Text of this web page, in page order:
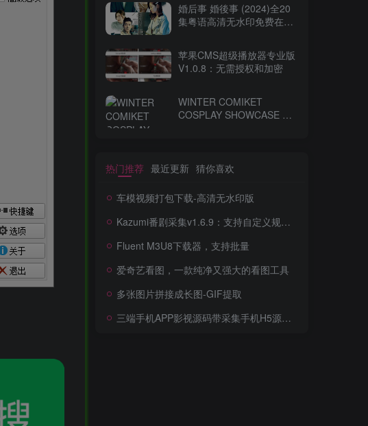
婚后事 婚後事 (2024)全20
集粤语高清无水印免费在线
苹果CMS超级播放器专业版
V1.0.8：无需授权和加密
WINTER COMIKET
COSPLAY SHOWCASE コ
热门推荐 最近更新 猜你喜欢
车模视频打包下载-高清无水印版
Kazumi番剧采集v1.6.9：支持自定义规则+在线观看+弹幕，跨平台下载
Fluent M3U8下载器，支持批量
爱奇艺看图，一款纯净又强大的看图工具
多张图片拼接成长图-GIF提取
三端手机APP影视源码带采集手机H5源码带VIP卡密功能